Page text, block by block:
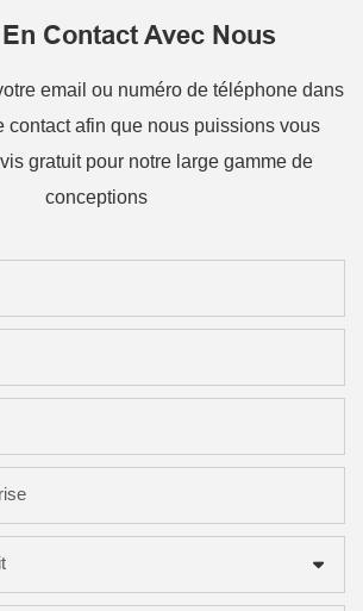
Contact Avec Nous
email ou numéro de téléphone dans
contact afin que nous puissions vous
gratuit pour notre large gamme de
conceptions